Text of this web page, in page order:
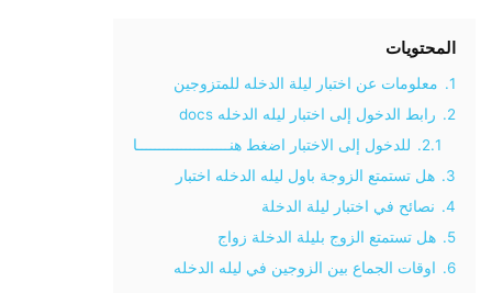
المحتويات
1.
معلومات عن اختبار ليلة الدخله للمتزوجين
2.
رابط الدخول إلى اختبار ليله الدخله docs
2.1.
للدخول إلى الاختبار اضغط هنـــــــــــــــــــــا
3.
هل تستمتع الزوجة باول ليله الدخله اختبار
4.
نصائح في اختبار ليلة الدخلة
5.
هل تستمتع الزوج بليلة الدخلة زواج
6.
اوقات الجماع بين الزوجين في ليله الدخله